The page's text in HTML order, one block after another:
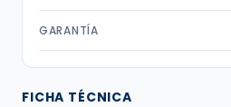
GARANTÍA
FICHA TÉCNICA